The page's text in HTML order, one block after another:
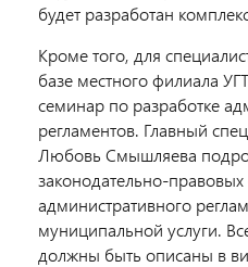
будет разработан
Кроме того, для
базе местного филиала
семинар по разработке
регламентов. Главный
Любовь Смышляева
законодательно-
административного
муниципальной услуги.
должны быть описаны в